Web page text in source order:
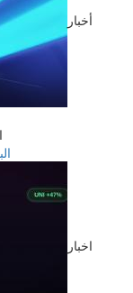
أخبار
اخبار